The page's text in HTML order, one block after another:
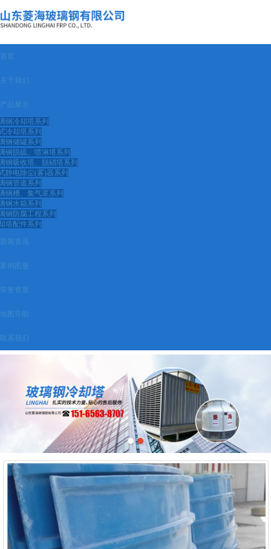
首页
关于我们
产品展示
钢冷却塔系列
冷却塔系列
钢储罐系列
钢脱硫、喷淋塔系列
钢吸收塔、脱硝塔系列
静电除尘(雾)器系列
钢管道系列
钢槽、集气罩系列
钢水箱系列
钢防腐工程系列
塔配件系列
新闻资讯
案例图册
荣誉资质
地图导航
联系我们